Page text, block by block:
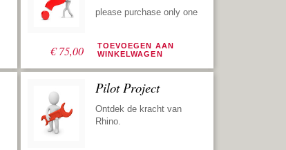
€75,00
please purchase only one
TOEVOEGEN AAN
WINKELWAGEN
Pilot Project
Ontdek de kracht van
Rhino.